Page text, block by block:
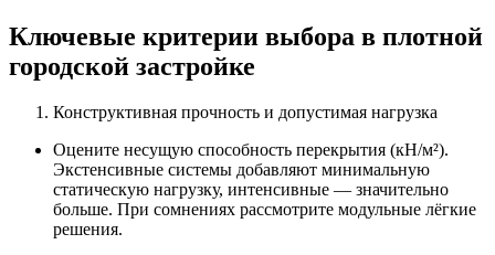
Ключевые критерии выбора в плотной
городской застройке
Конструктивная прочность и допустимая нагрузка
Оцените несущую способность перекрытия (кН/м²).
Экстенсивные системы добавляют минимальную
статическую нагрузку, интенсивные — значительно
больше. При сомнениях рассмотрите модульные лёгкие
решения.